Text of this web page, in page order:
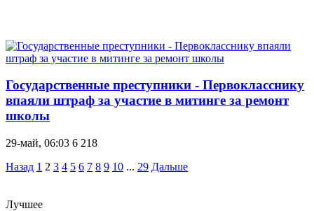
Государственные преступники - Первокласснику
впаяли штраф за участие в митинге за ремонт
школы
29-май, 06:03 6 218
Назад 1 2 3 4 5 6 7 8 9 10 ... 29 Дальше
Лучшее